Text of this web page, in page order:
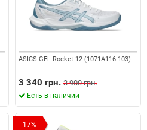
ASICS GEL-Rocket 12 (1071A116-103)
3 340 грн. 3 900 грн.
Есть в наличии
-17%